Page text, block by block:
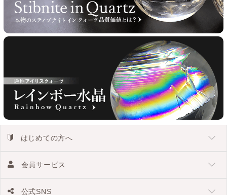
はじめての方へ
会員サービス
公式SNS